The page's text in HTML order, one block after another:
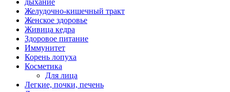
Желудочно-кишечный тракт
Женское здоровье
Живица кедра
Здоровое питание
Иммунитет
Корень лопуха
Косметика
Для лица
Легкие, почки, печень